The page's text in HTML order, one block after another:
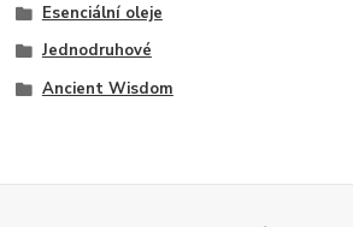
Esenciální oleje
Jednodruhové
Ancient Wisdom